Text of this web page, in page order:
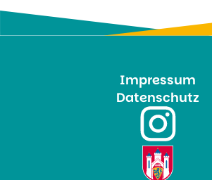
Impressum
Datenschutz